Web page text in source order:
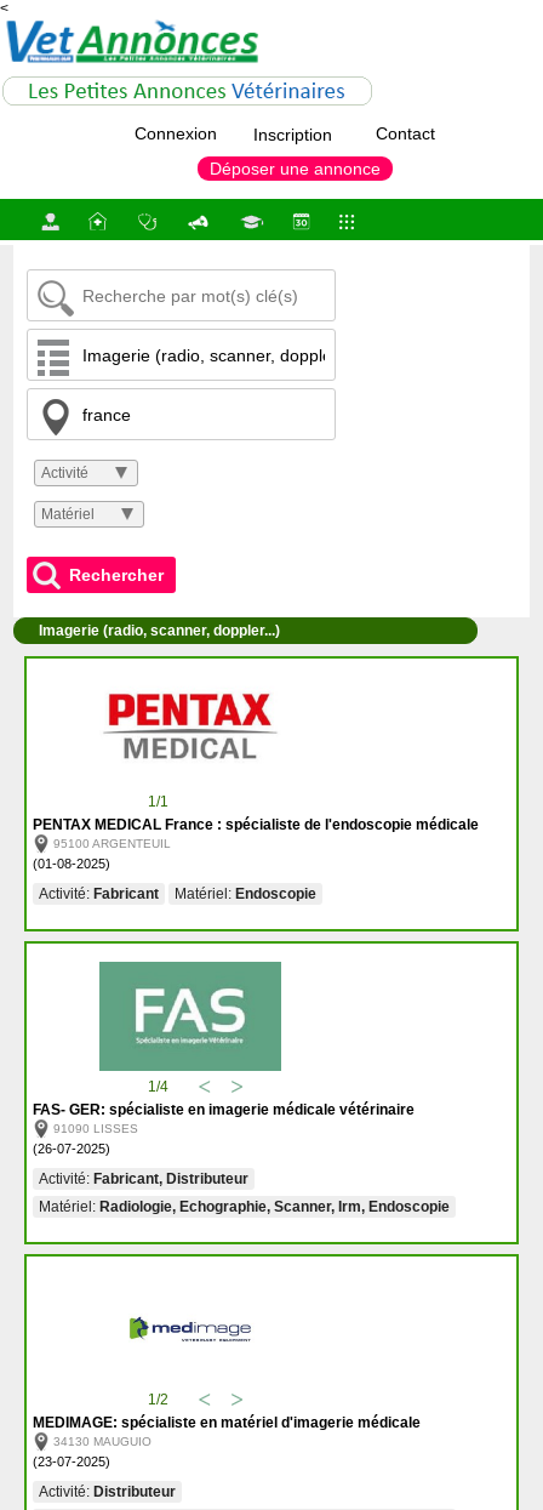
<
Déposer une annonce
Connexion Inscription Contact
Activité
Matériel
Rechercher
Imagerie (radio, scanner, doppler...)
1/1
PENTAX MEDICAL France : spécialiste de l'endoscopie médicale
95100 ARGENTEUIL
(01-08-2025)
Activité: Fabricant Matériel: Endoscopie
1/4
FAS- GER: spécialiste en imagerie médicale vétérinaire
91090 LISSES
(26-07-2025)
Activité: Fabricant, Distributeur
Matériel: Radiologie, Echographie, Scanner, Irm, Endoscopie
1/2
MEDIMAGE: spécialiste en matériel d'imagerie médicale
34130 MAUGUIO
(23-07-2025)
Activité: Distributeur